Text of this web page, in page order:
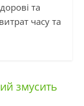
та
часу та
змусить